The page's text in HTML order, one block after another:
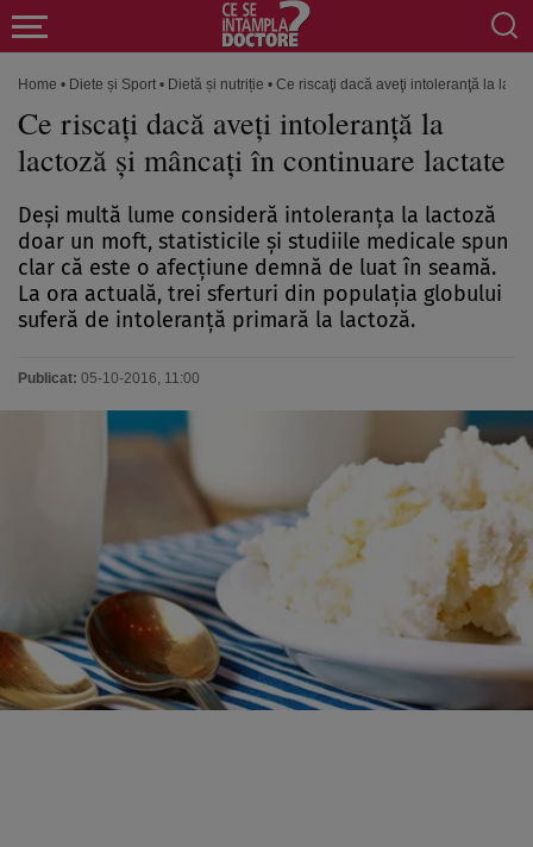
Home • Diete și Sport • Dietă și nutriție • Ce riscaţi dacă aveţi intoleranţă la
Ce riscaţi dacă aveţi intoleranţă la
lactoză şi mâncaţi în continuare lactate
Deşi multă lume consideră intoleranţa la lactoză
doar un moft, statisticile şi studiile medicale spun
clar că este o afecţiune demnă de luat în seamă.
La ora actuală, trei sferturi din populaţia globului
suferă de intoleranţă primară la lactoză.
Publicat: 05-10-2016, 11:00